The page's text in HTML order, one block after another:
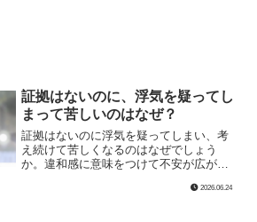
証拠はないのに、浮気を疑ってし
まって苦しいのはなぜ？
証拠はないのに浮気を疑ってしまい、考
え続けて苦しくなるのはなぜでしょう
か。違和感に意味をつけて不安が広がる
れる心理、抜け出すための見方をわかり
2026.06.24